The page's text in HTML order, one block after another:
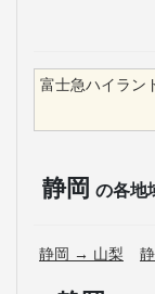
富士急ハイラン
静岡 の各地
静岡 → 山梨